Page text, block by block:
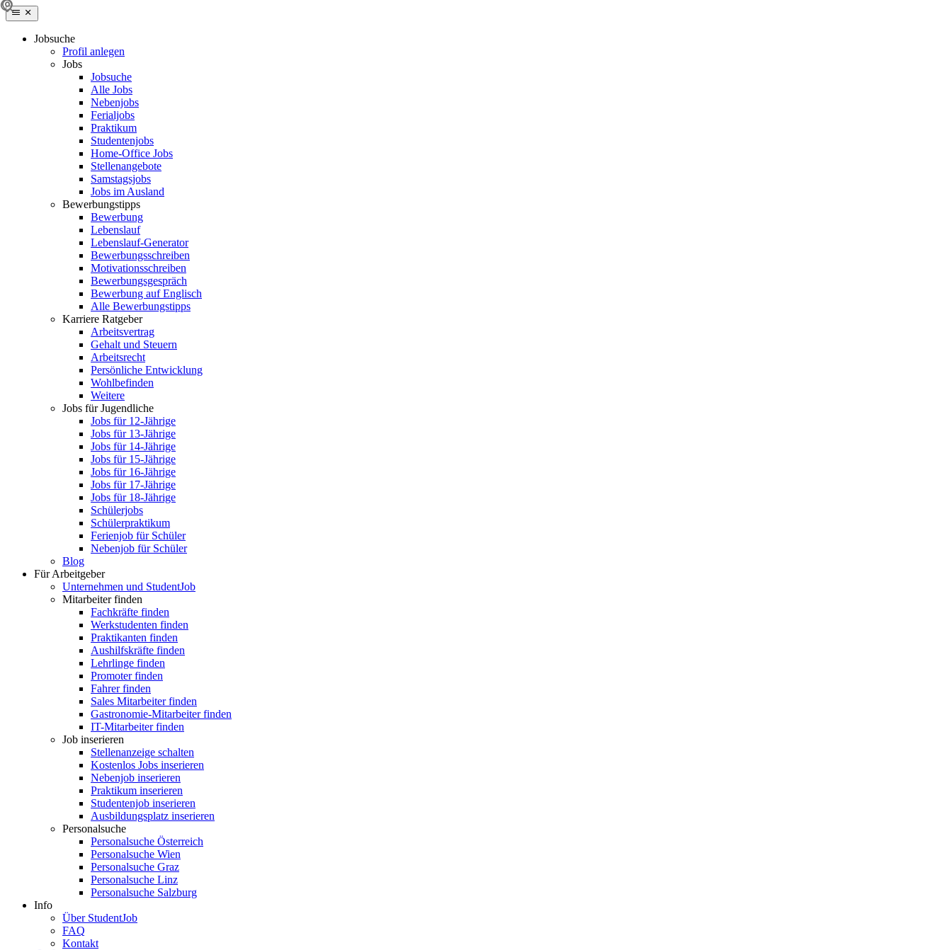
Jobsuche
Profil anlegen
Jobs
Jobsuche
Alle Jobs
Nebenjobs
Ferialjobs
Praktikum
Studentenjobs
Home-Office Jobs
Stellenangebote
Samstagsjobs
Jobs im Ausland
Bewerbungstipps
Bewerbung
Lebenslauf
Lebenslauf-Generator
Bewerbungsschreiben
Motivationsschreiben
Bewerbungsgespräch
Bewerbung auf Englisch
Alle Bewerbungstipps
Karriere Ratgeber
Arbeitsvertrag
Gehalt und Steuern
Arbeitsrecht
Persönliche Entwicklung
Wohlbefinden
Weitere
Jobs für Jugendliche
Jobs für 12-Jährige
Jobs für 13-Jährige
Jobs für 14-Jährige
Jobs für 15-Jährige
Jobs für 16-Jährige
Jobs für 17-Jährige
Jobs für 18-Jährige
Schülerjobs
Schülerpraktikum
Ferienjob für Schüler
Nebenjob für Schüler
Blog
Für Arbeitgeber
Unternehmen und StudentJob
Mitarbeiter finden
Fachkräfte finden
Werkstudenten finden
Praktikanten finden
Aushilfskräfte finden
Lehrlinge finden
Promoter finden
Fahrer finden
Sales Mitarbeiter finden
Gastronomie-Mitarbeiter finden
IT-Mitarbeiter finden
Job inserieren
Stellenanzeige schalten
Kostenlos Jobs inserieren
Nebenjob inserieren
Praktikum inserieren
Studentenjob inserieren
Ausbildungsplatz inserieren
Personalsuche
Personalsuche Österreich
Personalsuche Wien
Personalsuche Graz
Personalsuche Linz
Personalsuche Salzburg
Info
Über StudentJob
FAQ
Kontakt